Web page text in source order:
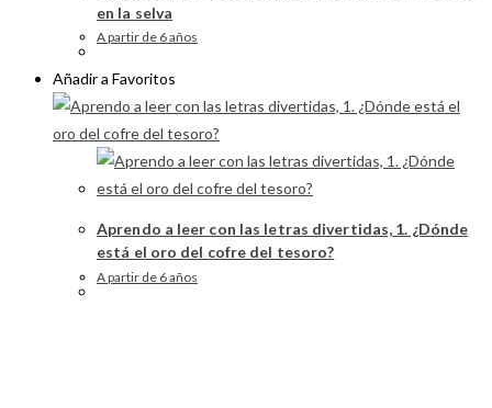
en la selva
A partir de 6 años
Añadir a Favoritos
Aprendo a leer con las letras divertidas, 1. ¿Dónde
está el oro del cofre del tesoro?
A partir de 6 años